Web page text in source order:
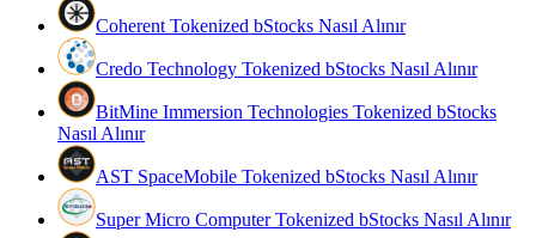
Ticaret stratejileri
Nasıl kârlı kalabileceğinizi öğrenin
Coherent Tokenized bStocks Nasıl Alınır
Credo Technology Tokenized bStocks Nasıl Alınır
BitMine Immersion Technologies Tokenized bStocks
Nasıl Alınır
AST SpaceMobile Tokenized bStocks Nasıl Alınır
Super Micro Computer Tokenized bStocks Nasıl Alınır